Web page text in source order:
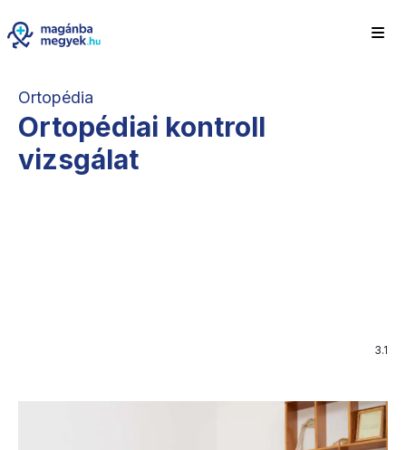
Ortopédia
Ortopédiai kontroll
vizsgálat
3.1